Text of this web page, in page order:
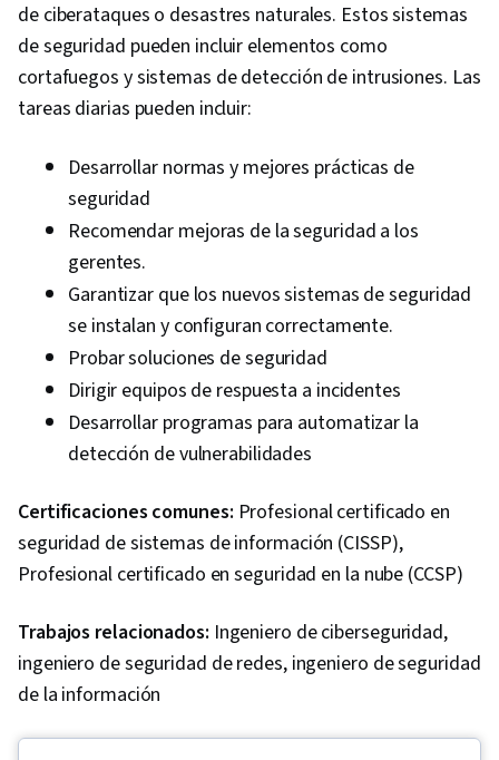
de ciberataques o desastres naturales. Estos sistemas
de seguridad pueden incluir elementos como
cortafuegos y sistemas de detección de intrusiones. Las
tareas diarias pueden incluir:
Desarrollar normas y mejores prácticas de
seguridad
Recomendar mejoras de la seguridad a los
gerentes.
Garantizar que los nuevos sistemas de seguridad
se instalan y configuran correctamente.
Probar soluciones de seguridad
Dirigir equipos de respuesta a incidentes
Desarrollar programas para automatizar la
detección de vulnerabilidades
Certificaciones comunes: Profesional certificado en
seguridad de sistemas de información (CISSP),
Profesional certificado en seguridad en la nube (CCSP)
Trabajos relacionados: Ingeniero de ciberseguridad,
ingeniero de seguridad de redes, ingeniero de seguridad
de la información